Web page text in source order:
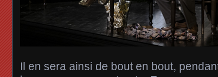
Il en sera ainsi de bout en bout,